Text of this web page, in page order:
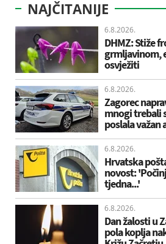
NAJČITANIJE
6.8.2026.
DHMZ: Stiže
grmljavinom,
osvježiti
6.8.2026.
Zagorec
mnogi trebali
poslala važan
6.8.2026.
Hrvatska
novost:
tjedna...'
6.8.2026.
Dan žalosti u
pola koplja